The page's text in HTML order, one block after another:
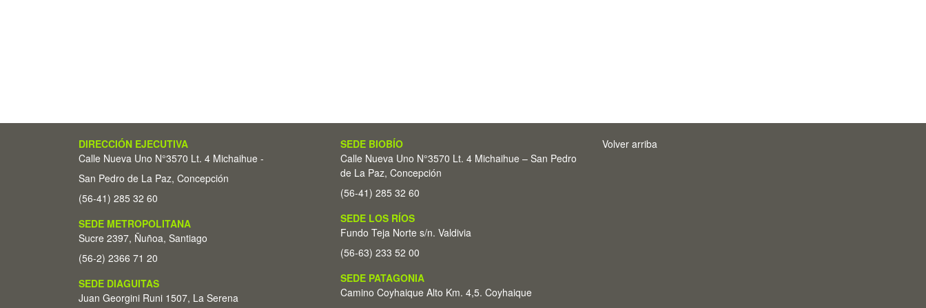
DIRECCIÓN EJECUTIVA
Calle Nueva Uno N°3570 Lt. 4 Michaihue -
San Pedro de La Paz, Concepción
(56-41) 285 32 60
SEDE METROPOLITANA
Sucre 2397, Ñuñoa, Santiago
(56-2) 2366 71 20
SEDE DIAGUITAS
Juan Georgini Runi 1507, La Serena
SEDE BIOBÍO
Calle Nueva Uno N°3570 Lt. 4 Michaihue – San Pedro
de La Paz, Concepción
(56-41) 285 32 60
SEDE LOS RÍOS
Fundo Teja Norte s/n. Valdivia
(56-63) 233 52 00
SEDE PATAGONIA
Camino Coyhaique Alto Km. 4,5. Coyhaique
Volver arriba